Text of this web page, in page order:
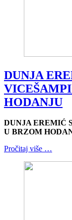
DUNJA
HODANJU
DUNJA EREMIĆ
U BRZOM
Pročitaj više …